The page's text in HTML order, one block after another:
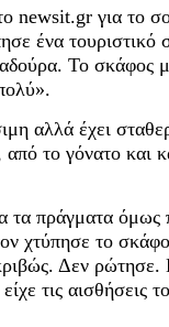
newsit.gr για το
ένα τουριστικό
Το σκάφος
αλλά έχει
το γόνατο και
πράγματα όμως
χτύπησε το
Δεν
τις αισθήσεις